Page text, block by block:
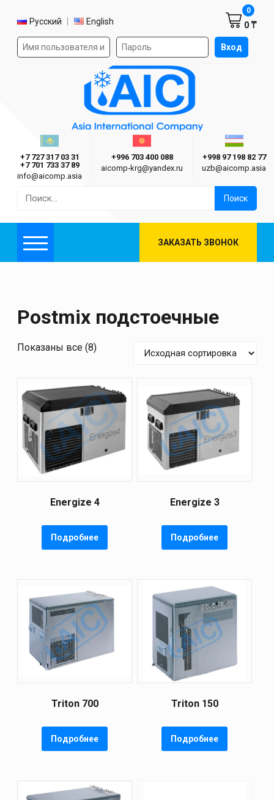
Выбор языка
Русский English
Форма авторизации на сайте Вход
0 ₸
0
Asia International Company
Казахстан г. Алматы
+7 727 317 03 31
+7 701 733 37 89
info@aicomp.asia
Киргизия г. Бишкек
+996 703 400 088
aicomp‑krg@yandex.ru
+998 97 198 82 77
uzb@aicomp.asia
Меню ЗАКАЗАТЬ ЗВОНОК
Postmix подстоечные
Показаны все (8)
Energize 4
Подробнее
Energize 3
Подробнее
Triton 700
Подробнее
Triton 150
Подробнее